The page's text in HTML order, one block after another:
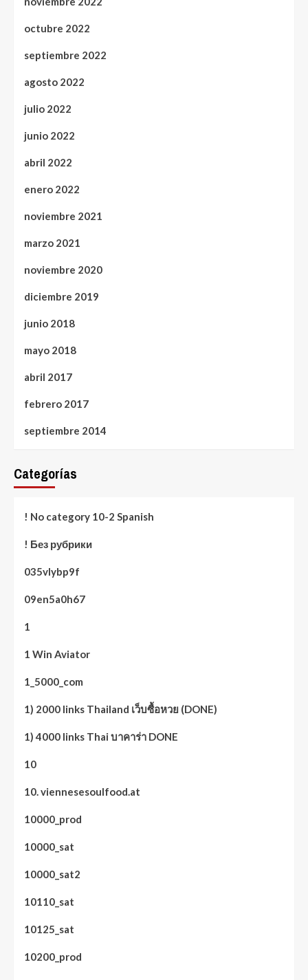
octubre 2022
septiembre 2022
agosto 2022
julio 2022
junio 2022
abril 2022
enero 2022
noviembre 2021
marzo 2021
noviembre 2020
diciembre 2019
junio 2018
mayo 2018
abril 2017
febrero 2017
septiembre 2014
Categorías
! No category 10-2 Spanish
! Без рубрики
035vlybp9f
09en5a0h67
1
1 Win Aviator
1_5000_com
1) 2000 links Thailand เว็บซื้อหวย (DONE)
1) 4000 links Thai บาคาร่า DONE
10
10. viennesesoulfood.at
10000_prod
10000_sat
10000_sat2
10110_sat
10125_sat
10200_prod